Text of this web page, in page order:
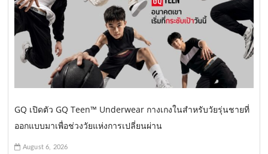
GQ เปิดตัว GQ Teen™ Underwear กางเกงในสำหรับวัยรุ่นชายที่
ออกแบบมาเพื่อช่วงวัยแห่งการเปลี่ยนผ่าน
August 6, 2026